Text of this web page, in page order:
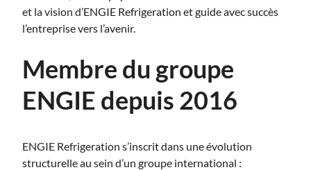
et la vision d’ENGIE Refrigeration et guide avec succès
l’entreprise vers l’avenir.
Membre du groupe
ENGIE depuis 2016
ENGIE Refrigeration s’inscrit dans une évolution
structurelle au sein d’un groupe international :